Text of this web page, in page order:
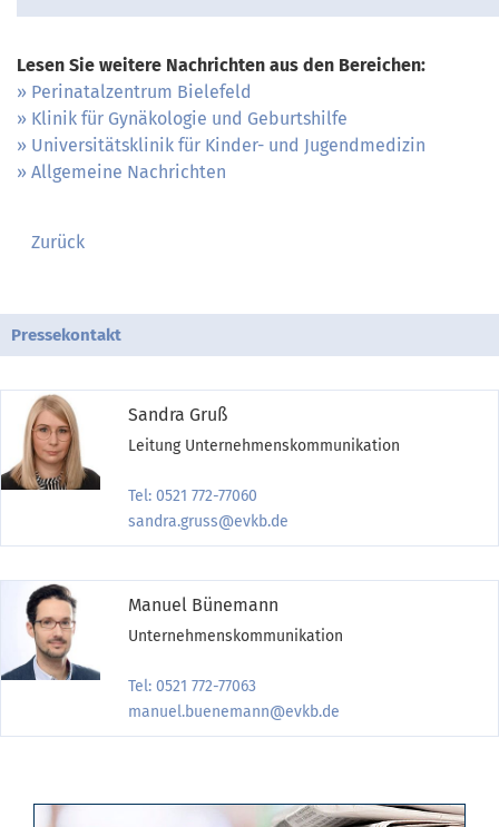
Lesen Sie weitere Nachrichten aus den Bereichen:
Perinatalzentrum Bielefeld
Klinik für Gynäkologie und Geburtshilfe
Universitätsklinik für Kinder- und Jugendmedizin
Allgemeine Nachrichten
Zurück
Pressekontakt
Sandra Gruß
Leitung Unternehmenskommunikation
Tel: 0521 772-77060
sandra.gruss@evkb.de
Manuel Bünemann
Unternehmenskommunikation
Tel: 0521 772-77063
manuel.buenemann@evkb.de